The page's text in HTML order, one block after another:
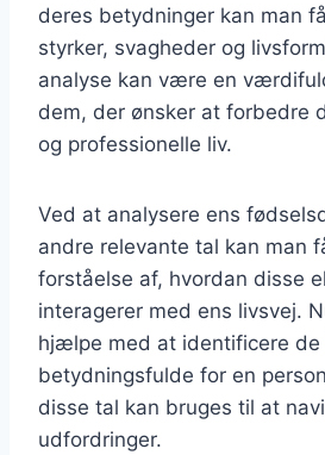
deres betydninger kan man
styrker, svagheder og
analyse kan være en
dem, der ønsker at forbedre
og professionelle liv.
Ved at analysere ens
andre relevante tal kan man
forståelse af, hvordan disse
interagerer med ens livsvej.
hjælpe med at identificere
betydningsfulde for en
disse tal kan bruges til at
udfordringer.